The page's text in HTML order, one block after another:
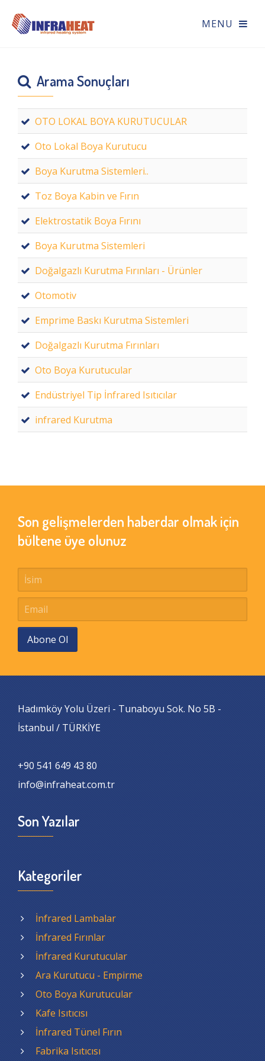
Arama Sonuçları
OTO LOKAL BOYA KURUTUCULAR
Oto Lokal Boya Kurutucu
Boya Kurutma Sistemleri..
Toz Boya Kabin ve Fırın
Elektrostatik Boya Fırını
Boya Kurutma Sistemleri
Doğalgazlı Kurutma Fırınları - Ürünler
Otomotiv
Emprime Baskı Kurutma Sistemleri
Doğalgazlı Kurutma Fırınları
Oto Boya Kurutucular
Endüstriyel Tip İnfrared Isıtıcılar
infrared Kurutma
Son gelişmelerden haberdar olmak için
bültene üye olunuz
Abone Ol
Hadımköy Yolu Üzeri - Tunaboyu Sok. No 5B -
İstanbul / TÜRKİYE
+90 541 649 43 80
info@infraheat.com.tr
Son Yazılar
Kategoriler
İnfrared Lambalar
İnfrared Fırınlar
İnfrared Kurutucular
Ara Kurutucu - Empirme
Oto Boya Kurutucular
Kafe Isıtıcısı
İnfrared Tünel Fırın
Fabrika Isıtıcısı